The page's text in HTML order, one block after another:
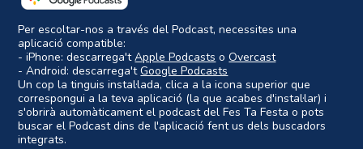
Per escoltar-nos a través del Podcast, necessites una
aplicació compatible:
- iPhone: descarrega'tApple Podcasts oOvercast
- Android: descarrega'tGoogle Podcasts
Un cop la tinguis instal·lada, clica a la icona superior que
correspongui a la teva aplicació (la que acabes d'instal·lar) i
s'obrirà automàticament el podcast del Fes Ta Festa o pots
buscar el Podcast dins de l'aplicació fent us dels buscadors
integrats.